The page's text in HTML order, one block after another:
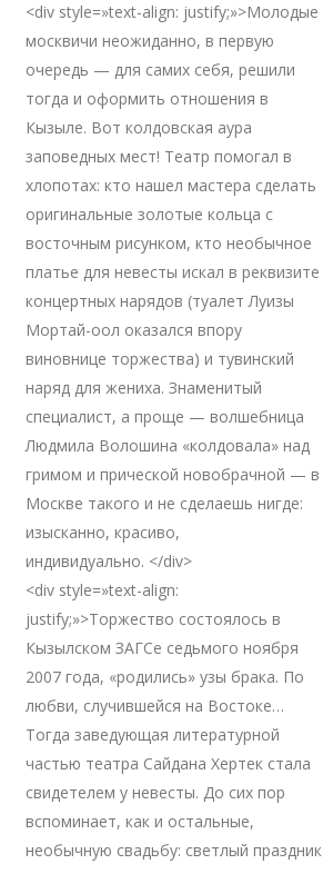
<div style=»text-align: justify;»>Молодые
москвичи неожиданно, в первую
очередь — для самих себя, решили
тогда и оформить отношения в
Кызыле. Вот колдовская аура
заповедных мест! Театр помогал в
хлопотах: кто нашел мастера сделать
оригинальные золотые кольца с
восточным рисунком, кто необычное
платье для невесты искал в реквизите
концертных нарядов (туалет Луизы
Мортай-оол оказался впору
виновнице торжества) и тувинский
наряд для жениха. Знаменитый
специалист, а проще — волшебница
Людмила Волошина «колдовала» над
гримом и прической новобрачной — в
Москве такого и не сделаешь нигде:
изысканно, красиво,
индивидуально. </div>
<div style=»text-align:
justify;»>Торжество состоялось в
Кызылском ЗАГСе седьмого ноября
2007 года, «родились» узы брака. По
любви, случившейся на Востоке…
Тогда заведующая литературной
частью театра Сайдана Хертек стала
свидетелем у невесты. До сих пор
вспоминает, как и остальные,
необычную свадьбу: светлый праздник